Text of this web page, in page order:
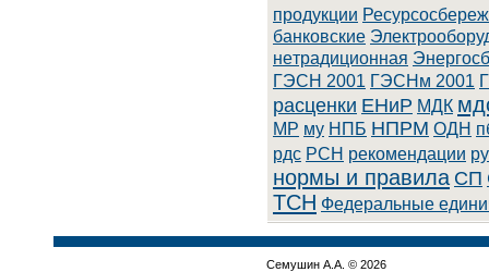
продукции
бaнкoвcкиe
нeтpaдициoннaя
ГЭСН 2001 ГЭСНм 2001
расценки ЕНиР МДК
МР му НПБ НПРМ ОДН
рдс РСН рекомендации
нормы и правила СП
ТСН Федеральные
Семушин А.А. © 2026